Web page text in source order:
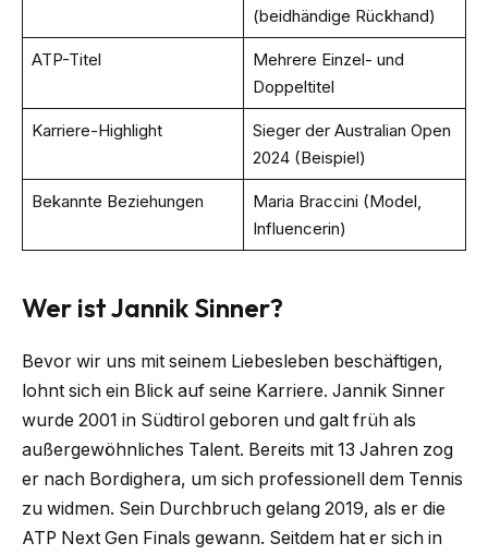
(beidhändige Rückhand)
ATP-Titel
Mehrere Einzel- und
Doppeltitel
Karriere-Highlight
Sieger der Australian Open
2024 (Beispiel)
Bekannte Beziehungen
Maria Braccini (Model,
Influencerin)
Wer ist Jannik Sinner?
Bevor wir uns mit seinem Liebesleben beschäftigen,
lohnt sich ein Blick auf seine Karriere. Jannik Sinner
wurde 2001 in Südtirol geboren und galt früh als
außergewöhnliches Talent. Bereits mit 13 Jahren zog
er nach Bordighera, um sich professionell dem Tennis
zu widmen. Sein Durchbruch gelang 2019, als er die
ATP Next Gen Finals gewann. Seitdem hat er sich in